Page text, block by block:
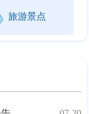
旅游景点